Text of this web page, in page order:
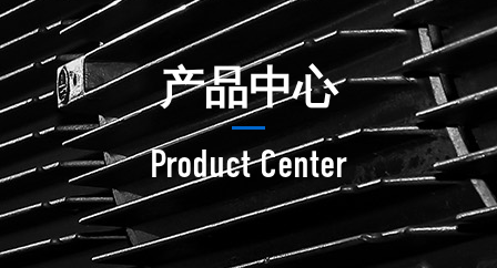
产品中心
Product Center